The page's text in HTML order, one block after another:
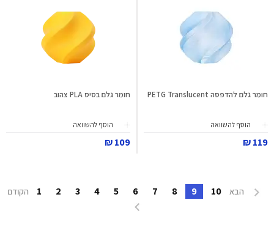
חומר גלם להדפסה PETG Translucent
הוסף להשוואה
119 ₪
חומר גלם בסיס PLA צהוב
הוסף להשוואה
109 ₪
הבא 10
9
8
7
6
5
4
3
2
1 הקודם